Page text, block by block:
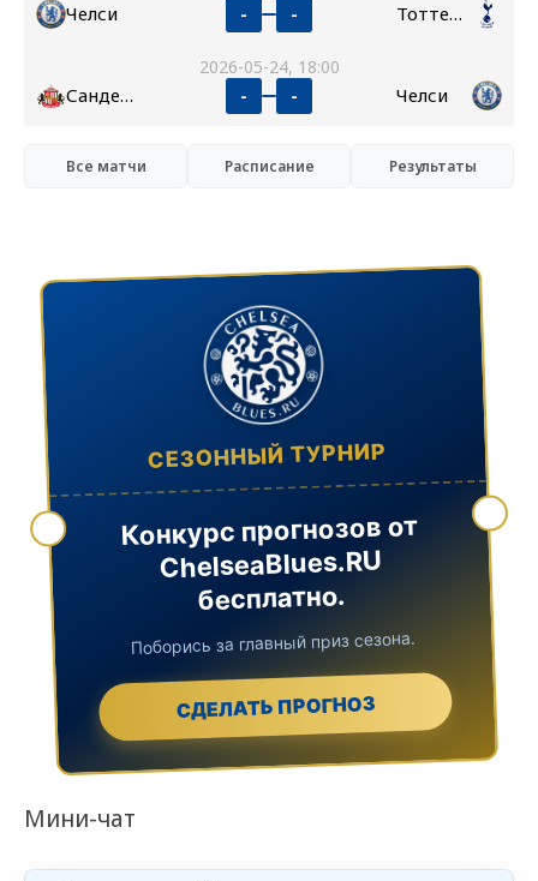
Челси - - Тоттенхэм
2026-05-24, 18:00
Сандерленд - - Челси
Все матчи Расписание Результаты
СЕЗОННЫЙ ТУРНИР
Конкурс прогнозов от
ChelseaBlues.RU
бесплатно.
Поборись за главный приз сезона.
СДЕЛАТЬ ПРОГНОЗ
Мини-чат